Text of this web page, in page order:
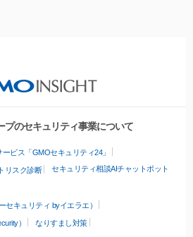
プのセキュリティ事業について
ビス「GMOセキュリティ24」
リスク診断 セキュリティ相談AIチャットボット
キュリティ byイエラエ）
）
なりすまし対策